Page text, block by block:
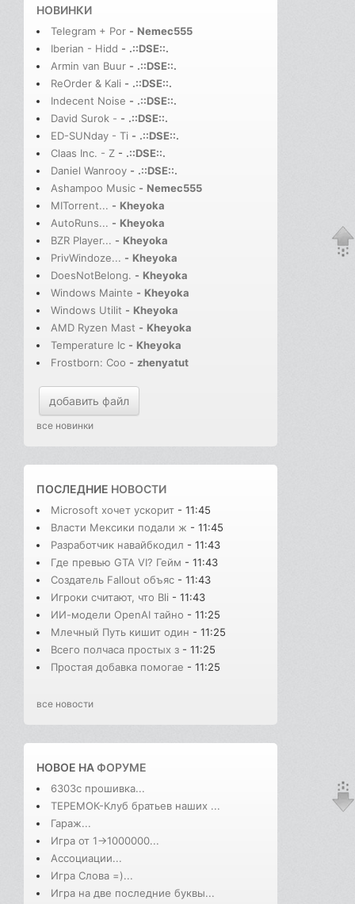
НОВИНКИ
Telegram + Por - Nemec555
Iberian - Hidd - .::DSE::.
Armin van Buur - .::DSE::.
ReOrder & Kali - .::DSE::.
Indecent Noise - .::DSE::.
David Surok - - .::DSE::.
ED-SUNday - Ti - .::DSE::.
Claas Inc. - Z - .::DSE::.
Daniel Wanrooy - .::DSE::.
Ashampoo Music - Nemec555
MITorrent... - Kheyoka
AutoRuns... - Kheyoka
BZR Player... - Kheyoka
PrivWindoze... - Kheyoka
DoesNotBelong. - Kheyoka
Windows Mainte - Kheyoka
Windows Utilit - Kheyoka
AMD Ryzen Mast - Kheyoka
Temperature Ic - Kheyoka
Frostborn: Coo - zhenyatut
добавить файл
все новинки
ПОСЛЕДНИЕ НОВОСТИ
Microsoft хочет ускорит - 11:45
Власти Мексики подали ж - 11:45
Разработчик навайбкодил - 11:43
Где превью GTA VI? Гейм - 11:43
Создатель Fallout объяс - 11:43
Игроки считают, что Bli - 11:43
ИИ-модели OpenAI тайно - 11:25
Млечный Путь кишит один - 11:25
Всего полчаса простых з - 11:25
Простая добавка помогае - 11:25
все новости
НОВОЕ НАФОРУМЕ
6303с прошивка...
ТЕРЕМОК-Клуб братьев наших ...
Гараж...
Игра от 1->1000000...
Ассоциации...
Игра Слова =)...
Игра на две последние буквы...